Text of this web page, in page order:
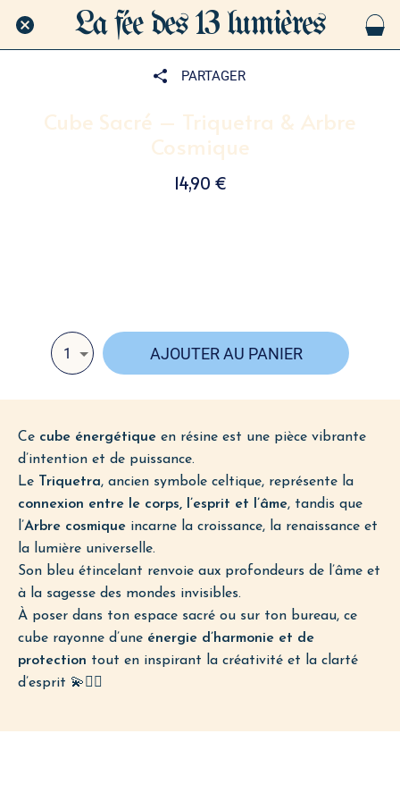
La fée des 13 lumières
PARTAGER
Cube Sacré – Triquetra & Arbre
Cosmique
14,90 €
1 AJOUTER AU PANIER
Ce cube énergétique en résine est une pièce vibrante
d’intention et de puissance.
Le
Triquetra, ancien symbole celtique, représente la
connexion entre le corps, l’esprit et l’âme, tandis que
l’Arbre cosmique incarne la croissance, la renaissance et
la lumière universelle.
Son bleu étincelant renvoie aux profondeurs de l’âme et
à la sagesse des mondes invisibles.
À poser dans ton espace sacré ou sur ton bureau, ce
cube rayonne d’une énergie d’harmonie et de
protection tout en inspirant la créativité et la clarté
d’esprit 💫🧚‍♀️